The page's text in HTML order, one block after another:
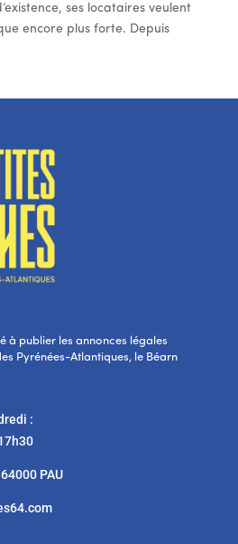
ses locataires veulent
encore plus forte. Depuis
à publier les annonces légales
Pyrénées-Atlantiques, le Béarn
:
PAU